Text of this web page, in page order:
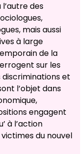
des
mais aussi
à large
de la
sur les
discriminations et
l’objet dans
engagent
à l’action
du nouvel